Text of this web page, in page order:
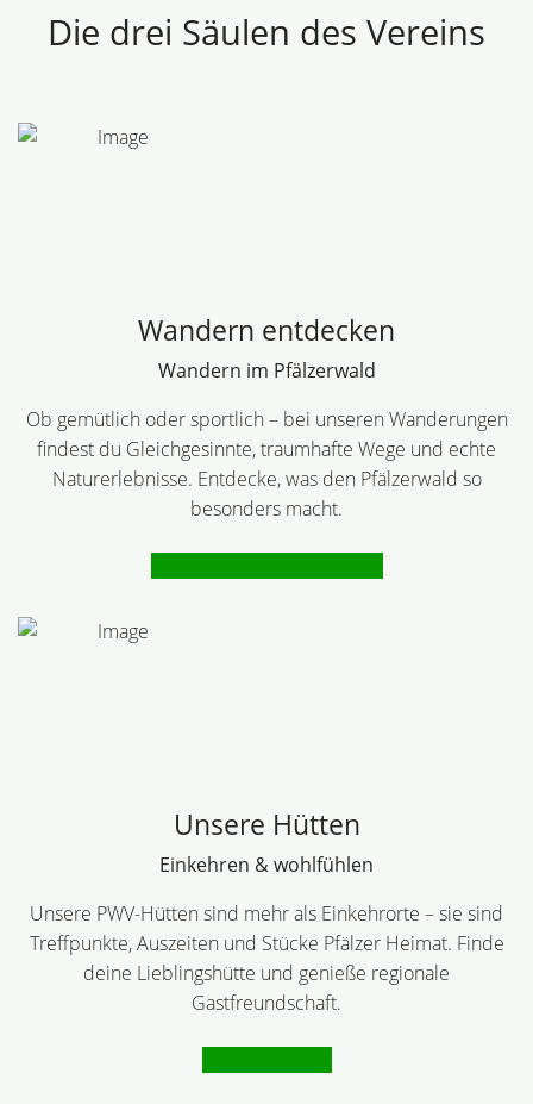
Die drei Säulen des Vereins
Wandern entdecken
Wandern im Pfälzerwald
Ob gemütlich oder sportlich – bei unseren Wanderungen
findest du Gleichgesinnte, traumhafte Wege und echte
Naturerlebnisse. Entdecke, was den Pfälzerwald so
besonders macht.
Unsere Hütten
Einkehren & wohlfühlen
Unsere PWV-Hütten sind mehr als Einkehrorte – sie sind
Treffpunkte, Auszeiten und Stücke Pfälzer Heimat. Finde
deine Lieblingshütte und genieße regionale
Gastfreundschaft.